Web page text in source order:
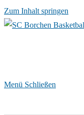
Zum Inhalt springen
Menü Schließen